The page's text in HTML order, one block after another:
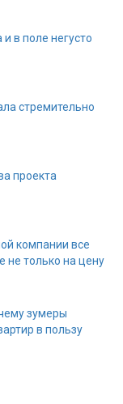
в поле негусто
стремительно
проекта
компании все
только на цену
зумеры
в пользу